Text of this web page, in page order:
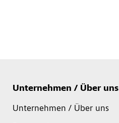
Unternehmen / Über uns
Unternehmen / Über uns